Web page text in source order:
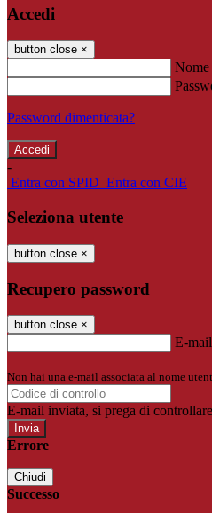
Accedi
button close ×
Nome
Password dimenticata?
-
Entra con SPID Entra con CIE
Seleziona utente
button close ×
Recupero password
button close ×
E-mail
Non hai una e-mail associata al nome
E-mail inviata, si prega di
Errore
Chiudi
Successo